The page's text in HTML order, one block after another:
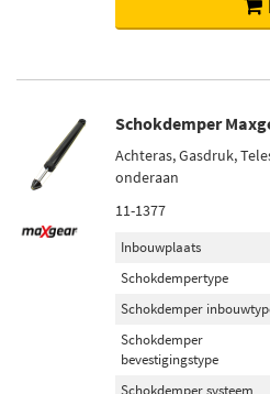
Schokdemper
Achteras, Gasdruk,
onderaan
11-1377
Inbouwplaats
Schokdempertype
Schokdemper
Schokdemper
bevestigingstype
Schokdemper systeem